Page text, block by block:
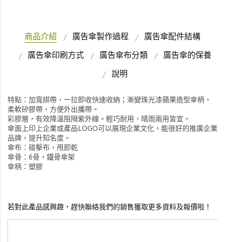
商品介紹 廣告傘製作過程
廣告傘配件結構
廣告傘印刷方式
廣告傘布分類
廣告傘的保養
說明
特點：加寬綁帶，一拉即收快速收納；漸變珠光漆蘋果造型傘柄，
柔軟矽膠帶，方便外出攜帶。
彩膠層，有效降溫阻隔紫外線。輕巧耐用，晴雨兩用皆宜。
傘面上印上企業或產品LOGO可以展現企業文化，能很好的推廣企業
品牌，提升知名度。
傘布：碰擊布，甩即乾
傘骨：6骨，鐵骨傘架
傘柄：塑膠
若對此產品感興趣，趕快聯絡我們的銷售獲取更多資料及報價啦！